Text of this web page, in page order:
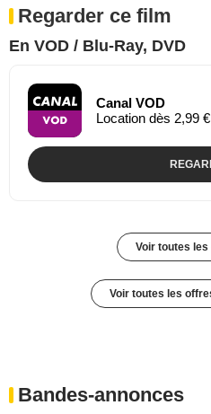
Regarder ce film
En VOD / Blu-Ray, DVD
Canal VOD
Location dès 2,99 €
Voir toutes les
Voir toutes les
Bandes-annonces